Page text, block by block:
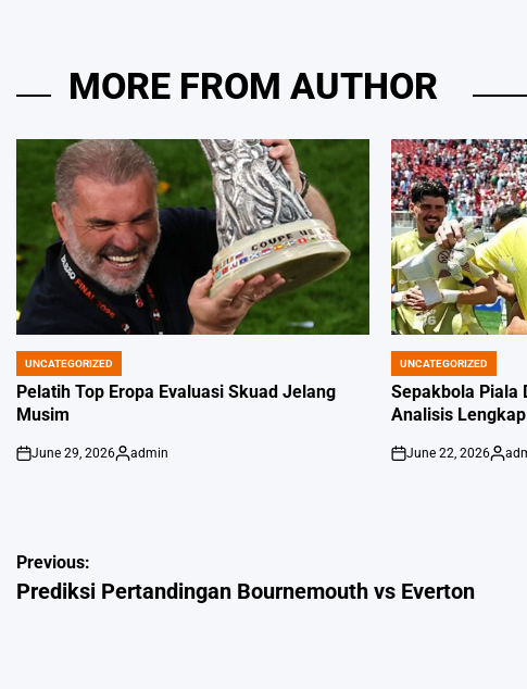
MORE FROM AUTHOR
POSTED
IN
UNCATEGORIZED
Pelatih Top Eropa Evaluasi Skuad Jelang
Musim
on
June 29, 2026
Posted
admin
POSTED
IN
UNCATEGORIZED
Sepakbola Piala
Analisis Lengkap
on
June 22, 2026
Post
navigation
Previous:
Prediksi Pertandingan Bournemouth vs Everton